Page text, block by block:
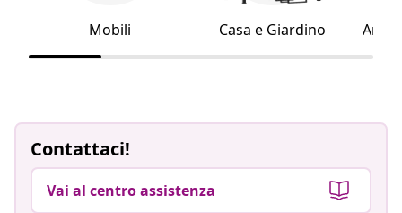
Mobili Casa e Giardino
Contattaci!
Vai al centro assistenza